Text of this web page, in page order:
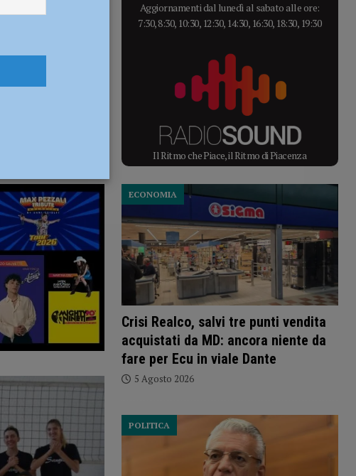
Aggiornamenti dal lunedì al sabato alle ore:
7:30, 8:30, 10:30, 12:30, 14:30, 16:30, 18:30, 19:30
Il Ritmo che Piace, il Ritmo di Piacenza
Crisi Realco, salvi tre punti vendita
acquistati da MD: ancora niente da
fare per Ecu in viale Dante
ECONOMIA
5 Agosto 2026
POLITICA